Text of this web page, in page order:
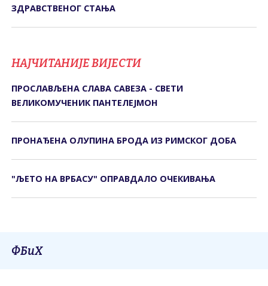
ЗДРАВСTВЕНОГ СTАЊА
НАЈЧИТАНИЈЕ ВИЈЕСТИ
ПРОСЛАВЉЕНА СЛАВА САВЕЗА - СВЕТИ
ВЕЛИКОМУЧЕНИК ПАНТЕЛЕЈМОН
ПРОНАЂЕНА ОЛУПИНА БРОДА ИЗ РИМСКОГ ДОБА
"ЉЕТО НА ВРБАСУ" ОПРАВДАЛО ОЧЕКИВАЊА
ФБиХ